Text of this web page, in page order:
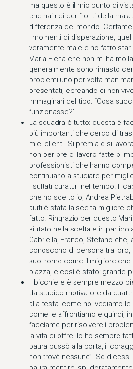
ma questo è il mio punto di
che hai nei confronti della
differenza del mondo.
i momenti di disperazione,
veramente male e ho fatto
Maria Elena che non mi ha
generalmente sono rimasto
problemi uno per volta man
presentati, cercando di non
immaginari del tipo: “Cosa
funzionasse?”
La squadra è tutto: questa è
più importanti che cerco di
miei clienti. Si premia e si
non per ore di lavoro fatte o
professionisti che hanno
continuano a studiare per
risultati duraturi nel tempo. Il
che ho scelto io, Andrea
aiuti è stata la scelta migliore
fatto. Ringrazio per questo
aiutato nella scelta e in
Gabriella, Franco, Stefano che,
conoscono di persona tra loro,
suo nome come il migliore
piazza, e così è stato: grande
Il bicchiere è sempre mezzo
da stupido motivatore da
alla testa, come noi vediamo
come le affrontiamo e quindi,
facciamo per risolvere i
la vita ci offre. Io ho sempre
paura bussò alla porta, il
non trovò nessuno”. Se